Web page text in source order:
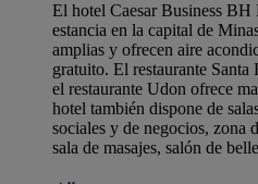
El hotel Caesar Business BH
estancia en la capital de
amplias y ofrecen aire
gratuito. El restaurante
el restaurante Udon ofrece
hotel también dispone de
sociales y de negocios, zona
sala de masajes, salón de